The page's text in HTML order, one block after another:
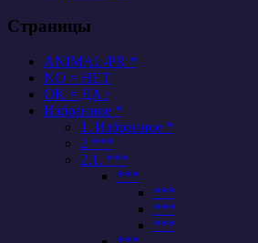
Страницы
ANIMAL-PR *
NO = НЕТ
OK = ДА /
Избранное *
1. Избранное *
2 ***
2.1. ***
***
***
***
***